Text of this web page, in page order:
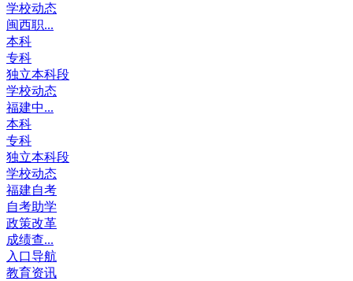
学校动态
闽西职...
本科
专科
独立本科段
学校动态
福建中...
本科
专科
独立本科段
学校动态
福建自考
自考助学
政策改革
成绩查...
入口导航
教育资讯